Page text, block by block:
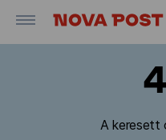
A keresett